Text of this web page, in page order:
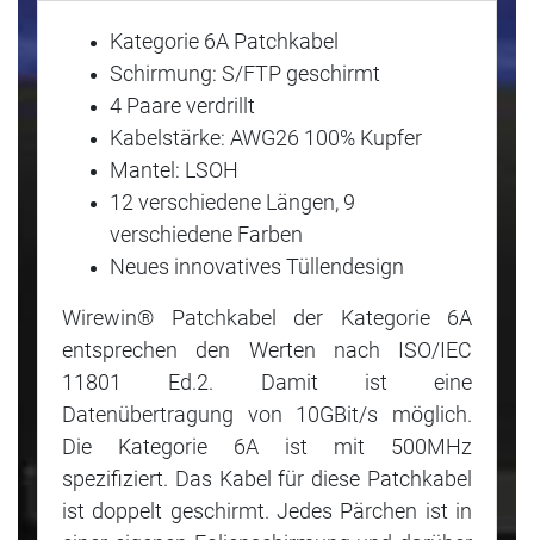
Kategorie 6A Patchkabel
Schirmung: S/FTP geschirmt
4 Paare verdrillt
Kabelstärke: AWG26 100% Kupfer
Mantel: LSOH
12 verschiedene Längen, 9
verschiedene Farben
Neues innovatives Tüllendesign
Wirewin® Patchkabel der Kategorie 6A
entsprechen den Werten nach ISO/IEC
11801 Ed.2. Damit ist eine
Datenübertragung von 10GBit/s möglich.
Die Kategorie 6A ist mit 500MHz
spezifiziert. Das Kabel für diese Patchkabel
ist doppelt geschirmt. Jedes Pärchen ist in